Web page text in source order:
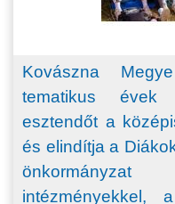
Kovászna
tematikus
esztendőt a
és elindítja a